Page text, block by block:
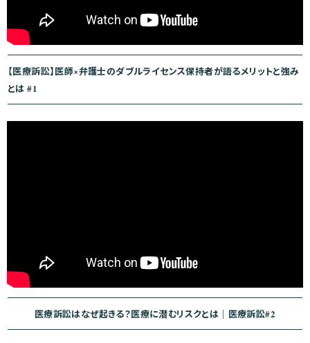
【医療訴訟】医師×弁護士のダブルライセンス保持者が語るメリットと強み
とは #1
医療訴訟はなぜ起きる？医療に潜むリスクとは｜医療訴訟#2